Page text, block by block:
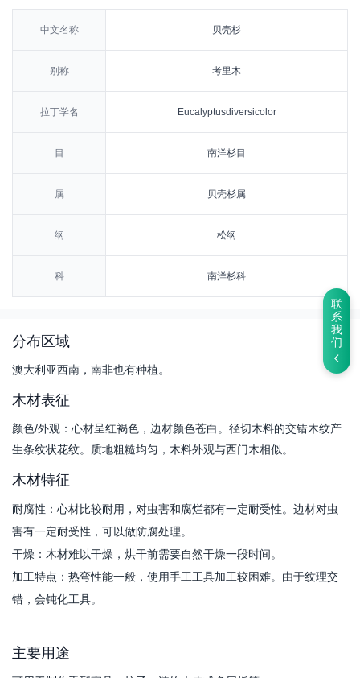
联
系
我
们
中文名称 贝壳杉
别称 考里木
拉丁学名 Eucalyptusdiversicolor
目 南洋杉目
属 贝壳杉属
纲 松纲
科 南洋杉科
分布区域
澳大利亚西南，南非也有种植。
木材表征
颜色/外观：心材呈红褐色，边材颜色苍白。径切木料的交错木纹产
生条纹状花纹。质地粗糙均匀，木料外观与西门木相似。
木材特征
耐腐性：心材比较耐用，对虫害和腐烂都有一定耐受性。边材对虫
害有一定耐受性，可以做防腐处理。
干燥：木材难以干燥，烘干前需要自然干燥一段时间。
加工特点：热弯性能一般，使用手工工具加工较困难。由于纹理交
错，会钝化工具。
主要用途